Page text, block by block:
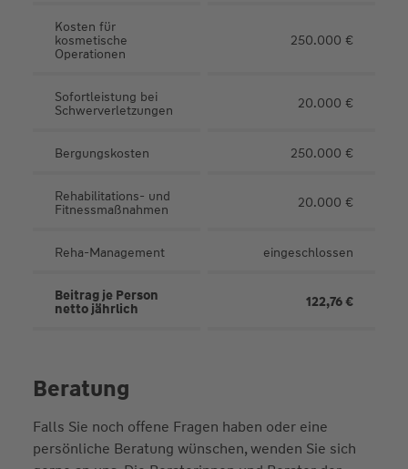
Kosten für
kosmetische
Operationen
250.000 €
Sofortleistung bei
Schwerverletzungen
20.000 €
Bergungskosten 250.000 €
Rehabilitations- und
Fitnessmaßnahmen
20.000 €
Reha-Management eingeschlossen
Beitrag je Person
netto jährlich
122,76 €
Beratung
Falls Sie noch offene Fragen haben oder eine
persönliche Beratung wünschen, wenden Sie sich